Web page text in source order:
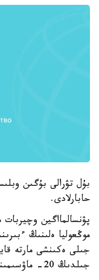
بۇل تۋرالى بۇگىن
حابارلادى.
جىلدىڭ 20- ماۋسىمىنا دەيىن اتقاردى.